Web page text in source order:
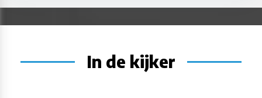
In de kijker